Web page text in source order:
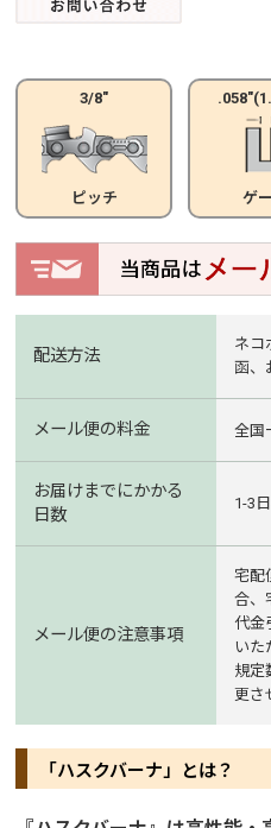
3/8"
ピッチ ゲ
配送方法
ネコ
函、
メール便の料金 全国
お届けまでにかかる
日数
1-3
メール便の注意事項
宅配
合、
代金
いた
規定
更さ
「ハスクバーナ」とは？